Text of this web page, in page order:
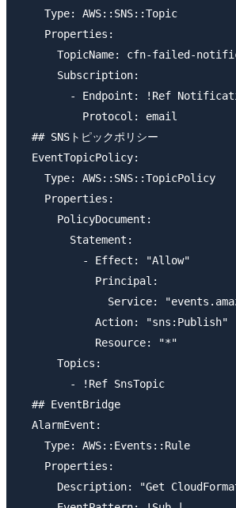
    Type: AWS::SNS::Topic
    Properties:
TopicName: cfn-failed-
      Subscription:
- Endpoint: !Ref
          Protocol: email
  ## SNSトピックポリシー
  EventTopicPolicy:
    Type: AWS::SNS::TopicPolicy
    Properties:
      PolicyDocument:
        Statement:
          - Effect: "Allow"
            Principal:
Service:
            Action: "sns:Publish"
            Resource: "*"
      Topics:
        - !Ref SnsTopic
  ## EventBridge
  AlarmEvent:
    Type: AWS::Events::Rule
    Properties:
Description: "Get